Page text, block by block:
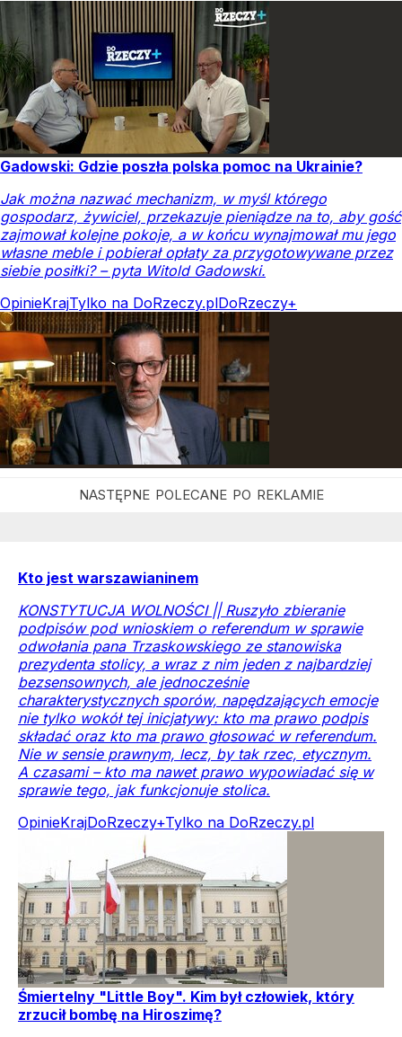
Gadowski: Gdzie poszła polska pomoc na Ukrainie?
Jak można nazwać mechanizm, w myśl którego
gospodarz, żywiciel, przekazuje pieniądze na to, aby gość
zajmował kolejne pokoje, a w końcu wynajmował mu jego
własne meble i pobierał opłaty za przygotowywane przez
siebie posiłki? – pyta Witold Gadowski.
OpinieKrajTylko na DoRzeczy.plDoRzeczy+
Kto jest warszawianinem
KONSTYTUCJA WOLNOŚCI || Ruszyło zbieranie
podpisów pod wnioskiem o referendum w sprawie
odwołania pana Trzaskowskiego ze stanowiska
prezydenta stolicy, a wraz z nim jeden z najbardziej
bezsensownych, ale jednocześnie
charakterystycznych sporów, napędzających emocje
nie tylko wokół tej inicjatywy: kto ma prawo podpis
składać oraz kto ma prawo głosować w referendum.
Nie w sensie prawnym, lecz, by tak rzec, etycznym.
A czasami – kto ma nawet prawo wypowiadać się w
sprawie tego, jak funkcjonuje stolica.
OpinieKrajDoRzeczy+Tylko na DoRzeczy.pl
Śmiertelny "Little Boy". Kim był człowiek, który
zrzucił bombę na Hiroszimę?